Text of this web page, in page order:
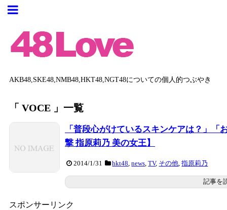
AKB48,SKE48,NMB48,HKT48,NGT48についての個人的つぶやき
「 VOCE 」一覧
「普段心がけているスキンケアは？」
撃 指原莉乃 美の女王】
2014/1/31 hkt48 ,news ,TV, その他 ,指原莉乃
記事を
スポンサーリンク